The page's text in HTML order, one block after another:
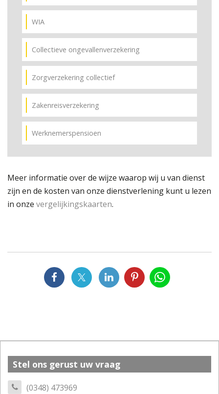
WIA
Collectieve ongevallenverzekering
Zorgverzekering collectief
Zakenreisverzekering
Werknemerspensioen
Meer informatie over de wijze waarop wij u van dienst
zijn en de kosten van onze dienstverlening kunt u lezen
in onze vergelijkingskaarten.
Stel ons gerust uw vraag
(0348) 473969